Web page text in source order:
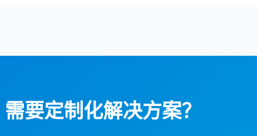
需要定制化解决方案？